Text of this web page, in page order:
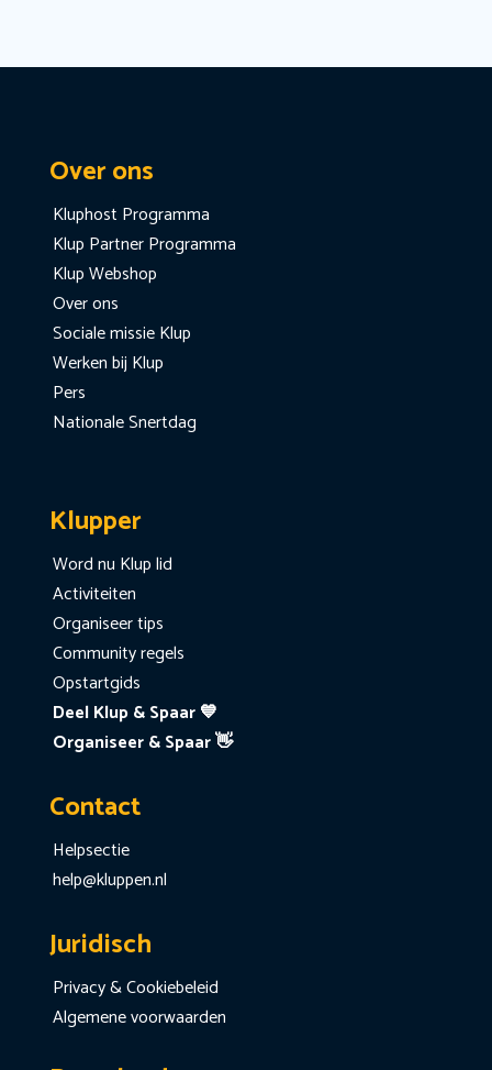
Over ons
Kluphost Programma
Klup Partner Programma
Klup Webshop
Over ons
Sociale missie Klup
Werken bij Klup
Pers
Nationale Snertdag
Klupper
Word nu Klup lid
Activiteiten
Organiseer tips
Community regels
Opstartgids
Deel Klup & Spaar 💙
Organiseer & Spaar 👋
Contact
Helpsectie
help@kluppen.nl
Juridisch
Privacy & Cookiebeleid
Algemene voorwaarden